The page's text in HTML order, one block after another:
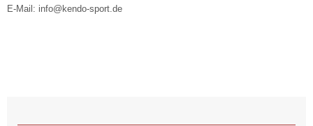
E-Mail: info@kendo-sport.de